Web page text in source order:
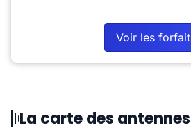
Voir les
La carte des